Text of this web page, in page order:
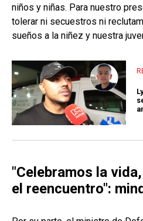
niños y niñas. Para nuestro
tolerar ni secuestros ni
sueños a la niñez y nuestra
"Celebramos la
el reencuentro":